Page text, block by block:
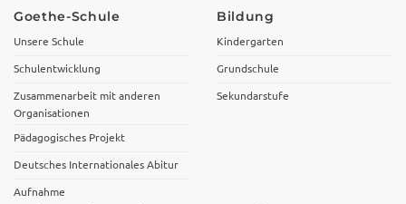
Goethe-Schule
Unsere Schule
Schulentwicklung
Zusammenarbeit mit anderen
Organisationen
Pädagogisches Projekt
Deutsches Internationales Abitur
Aufnahme
Bildung
Kindergarten
Grundschule
Sekundarstufe